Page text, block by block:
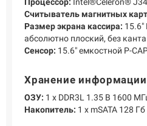
Считыватель магнитных
Размер экрана кассира: 15.6"
абсолютно плоский, без канта
Сенсор: 15.6" емкостной P-
Хранение информации
ОЗУ: 1 х DDR3L 1.35 В 1600
Накопитель: 1 х mSATA 128